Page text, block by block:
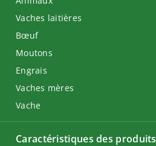
Vaches laitières
Bœuf
Moutons
Engrais
Vaches mères
Vache
Caractéristiques des produits